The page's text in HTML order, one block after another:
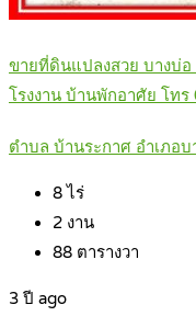
ขายที่ดินแปลงสวย บางบ่อ
โรงงาน บ้านพักอาศัย โท
ตำบล บ้านระกาศ อำเภอ
8ไร่
2 งาน
88 ตารางวา
3 ปี ago